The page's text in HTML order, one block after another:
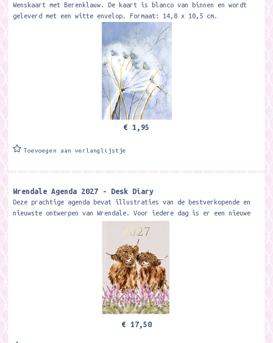
Wenskaart met Berenklauw. De kaart is blanco van binnen en wordt
geleverd met een witte envelop. Formaat: 14,8 x 10,5 cm.
€ 1,95
Toevoegen aan verlanglijstje
Wrendale Agenda 2027 - Desk Diary
Deze prachtige agenda bevat illustraties van de bestverkopende en
nieuwste ontwerpen van Wrendale. Voor iedere dag is er een nieuwe
€ 17,50